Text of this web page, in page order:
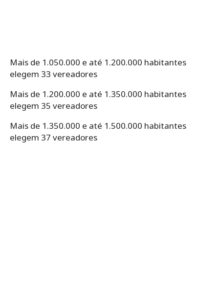
Mais de 1.050.000 e até 1.200.000 habitantes
elegem 33 vereadores
Mais de 1.200.000 e até 1.350.000 habitantes
elegem 35 vereadores
Mais de 1.350.000 e até 1.500.000 habitantes
elegem 37 vereadores